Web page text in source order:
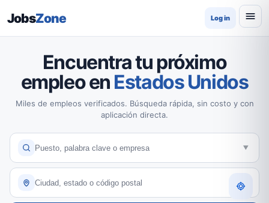
JobsZone Log in
Encuentra tu próximo
empleo en Estados Unidos
Miles de empleos verificados. Búsqueda rápida, sin costo y con
aplicación directa.